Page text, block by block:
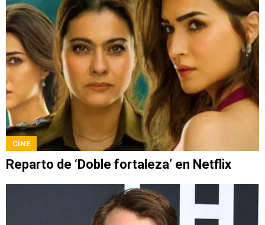
CINE
Reparto de ‘Doble fortaleza’ en Netflix